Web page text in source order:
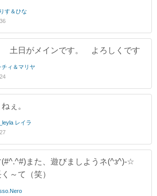
す＆ひな
土日がメインです。 よろしくです
ィ＆マリヤ
ぇ。
レイラ
また、遊びましようネ(^з^)-☆
～て（笑）